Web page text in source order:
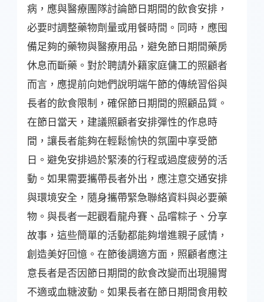
病，應與醫療團隊討論節日期間的飲食安排，
必要时調整藥物劑量或用餐時間。同時，應囤
備足夠的藥物與醫療用品，避免節日期間藥房
休息而斷藥。對於聘請外籍家庭傭工的照顧者
而言，應提前向她們說明端午節的傳統習俗與
長者的飲食限制，確保節日期間的照顧品質。
在節日當天，建議照顧者安排彈性的作息時
間，讓長者能夠在輕鬆愉快的氛圍中享受節
日。避免安排過於緊湊的行程或過度疲勞的活
動。如果需要攜帶長者外出，應注意交通安排
與環境安全，隨身攜帶緊急聯絡資料與必要藥
物。與長者一起觀看龍舟賽、品嚐粽子、分享
故事，這些簡單的活動都能夠增進親子感情，
創造美好回憶。在節後調適方面，照顧者應注
意長者是否因節日期間的飲食改變而出現腸胃
不適或血糖波動。如果長者在節日期間食用較